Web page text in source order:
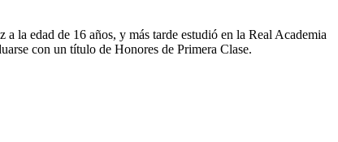
la edad de 16 años, y más tarde estudió en la Real Academia
con un título de Honores de Primera Clase.